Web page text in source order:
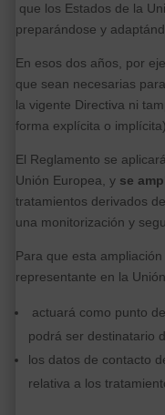
que los Estados de la
preparándose y
En esos dos años, por
que sean necesarias
la vigente Directiva ni
forma explícita o
El Reglamento se
Unión Europea, y se
tratamientos derivados
una monitorización y
Para que esta
representante en la
actuará como punto
podrá ser destinatario
los datos de contacto
relativa a los